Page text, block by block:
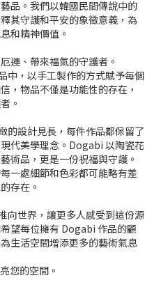
品。我們以韓國民間傳說中的
其守護和平安的象徵意義，為
和精神價值。
運、帶來福氣的守護者。
中，以手工製作的方式賦予每個
，物品不僅是功能性的存在，
。
的設計見長，每件作品都保留了
代美學理念。Dogabi 以陶瓷花
術品，更是一份祝福與守護。
一處細節和色彩都可能略有差
存在。
向世界，讓更多人感受到這份源
望每位擁有 Dogabi 作品的顧
生活空間增添更多的藝術氣息
您的空間。